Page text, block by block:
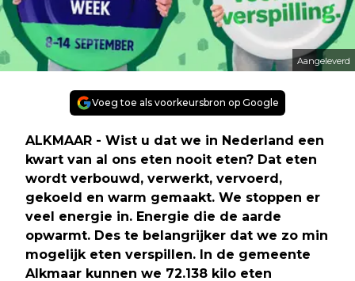
Aangeleverd
Voeg toe als voorkeursbron op Google
ALKMAAR - Wist u dat we in Nederland een
kwart van al ons eten nooit eten? Dat eten
wordt verbouwd, verwerkt, vervoerd,
gekoeld en warm gemaakt. We stoppen er
veel energie in. Energie die de aarde
opwarmt. Des te belangrijker dat we zo min
mogelijk eten verspillen. In de gemeente
Alkmaar kunnen we 72.138 kilo eten